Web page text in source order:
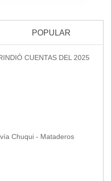
POPULAR
CUENTAS DEL 2025
Chuqui - Mataderos